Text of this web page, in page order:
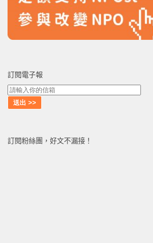
訂閱電子報
訂閱粉絲團，好文不漏接！